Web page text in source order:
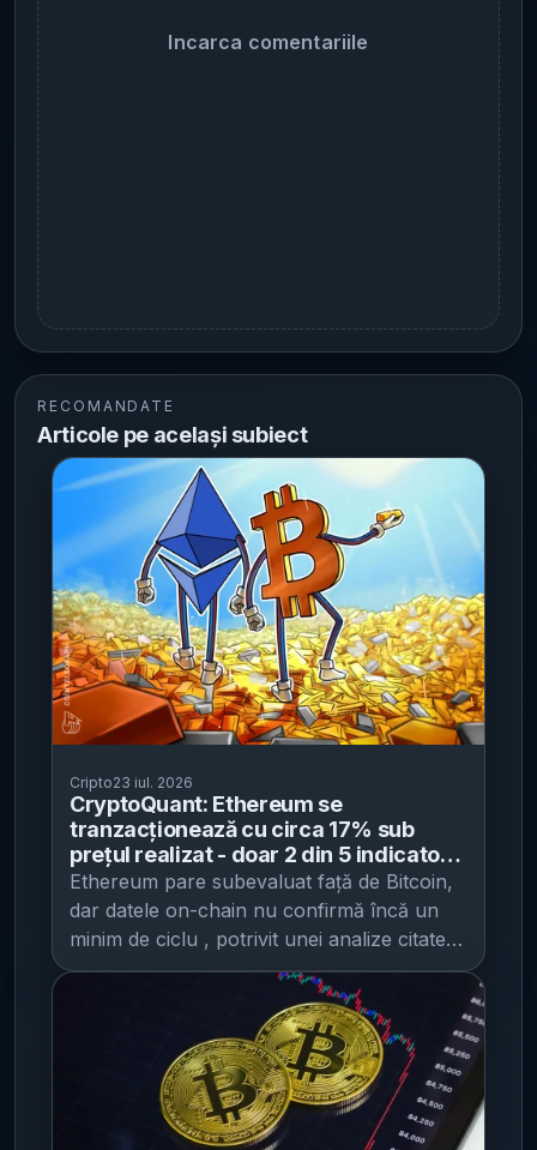
Incarca comentariile
RECOMANDATE
Articole pe același subiect
Cripto23 iul. 2026
CryptoQuant: Ethereum se
tranzacționează cu circa 17% sub
prețul realizat - doar 2 din 5 indicatori
de „bottom” față de Bitcoin sunt
confirmați
Ethereum pare subevaluat față de Bitcoin,
dar datele on-chain nu confirmă încă un
minim de ciclu , potrivit unei analize citate
de Cointelegraph . CryptoQuant arată că,
deși mai mulți indicatori se îmbunătățesc,
doar două din cinci semnale urmărite de
companie au atins niveluri asociate istoric
cu o inversare de trend. CryptoQuant
spune că Ether (ETH) se tranzacționează
cu aproximativ 17% sub „prețul realizat”